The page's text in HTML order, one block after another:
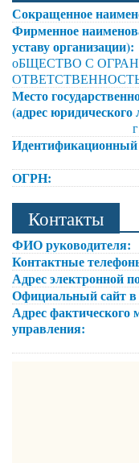
Сокращенное
Фирменное
уставу организации):
оБЩЕСТВО С
Место
(адрес юридического
ОГРН:
Контакты
ФИО руководителя:
Контактные
Адрес электронной
Официальный сайт в
Адрес фактического
управления: